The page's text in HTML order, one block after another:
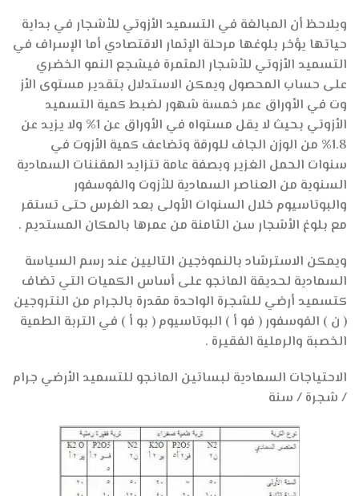
ويلاحظ أن المبالغة في التسميد الأزوتي للأشجار في بداية
حياتها يؤخر بلوغها مرحلة الإثمار الاقتصادي أما الإسراف في
التسميد الأزوتي للأشجار المثمرة فيشجع النمو الخضري
على حساب المحصول ويمكن الاستدلال بتقدير مستوى الأز
وت في الأوراق عمر خمسة شهور لضبط كمية التسميد
الأزوتي بحيث لا يقل مستواه في الأوراق عن 1% ولا يزيد عن
1.8% من الوزن الجاف للورقة وتضاعف كمية الأزوت في
سنوات الحمل الغزير وبصفة عامة تتزايد المقننات السمادية
السنوية من العناصر السمادية للأزوت والفوسفور
والبوتاسيوم خلال السنوات الأولى بعد الغرس حتى تستقر
مع بلوغ الأشجار سن الثامنة من عمرها بالمكان المستديم .
ويمكن الاسترشاد بالنموذجين التاليين عند رسم السياسة
السمادية لحديقة المانجو على أساس الكميات التي تضاف
كتسميد أرضي للشجرة الواحدة مقدرة بالجرام من النتروجين
( ن ) الفوسفور ( فو أ ) البوتاسيوم ( بو أ ) في التربة الطمية
الخصبة والرملية الفقيرة .
الاحتياجات السمادية لبساتين المانجو للتسميد الأرضي جرام
/ شجرة / سنة